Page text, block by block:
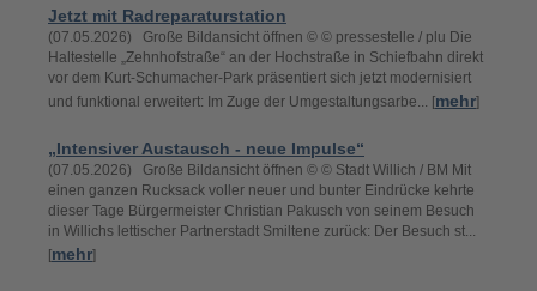
Jetzt mit Radreparaturstation
(07.05.2026) Große Bildansicht öffnen © © pressestelle / plu Die
Haltestelle „Zehnhofstraße“ an der Hochstraße in Schiefbahn direkt
vor dem Kurt-Schumacher-Park präsentiert sich jetzt modernisiert
und funktional erweitert: Im Zuge der Umgestaltungsarbe... [mehr]
„Intensiver Austausch - neue Impulse“
(07.05.2026) Große Bildansicht öffnen © © Stadt Willich / BM Mit
einen ganzen Rucksack voller neuer und bunter Eindrücke kehrte
dieser Tage Bürgermeister Christian Pakusch von seinem Besuch
in Willichs lettischer Partnerstadt Smiltene zurück: Der Besuch st...
[mehr]